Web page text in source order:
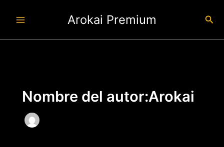
Arokai Premium
Nombre del autor:Arokai